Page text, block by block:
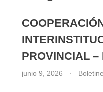
PROVINCIAL –
junio 9, 2026